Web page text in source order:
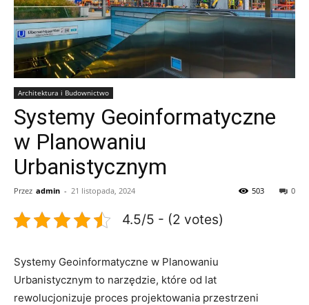
Architektura i Budownictwo
Systemy Geoinformatyczne
w Planowaniu
Urbanistycznym
Przez admin - 21 listopada, 2024 0
503
4.5/5 - (2 votes)
Systemy Geoinformatyczne w Planowaniu
Urbanistycznym to narzędzie, które od lat
rewolucjonizuje⁢ proces projektowania przestrzeni